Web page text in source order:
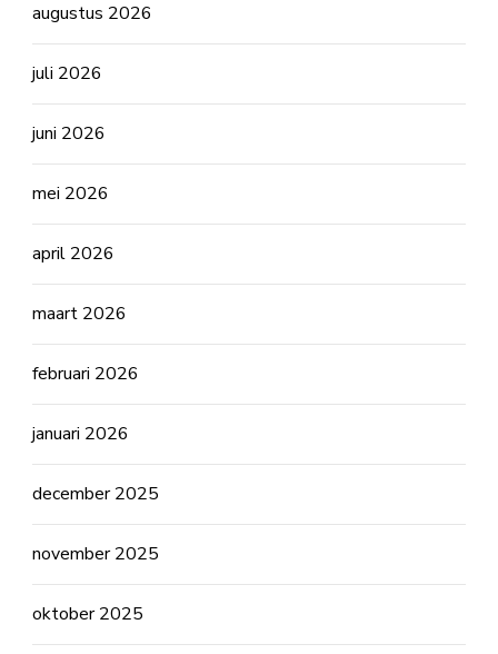
augustus 2026
juli 2026
juni 2026
mei 2026
april 2026
maart 2026
februari 2026
januari 2026
december 2025
november 2025
oktober 2025